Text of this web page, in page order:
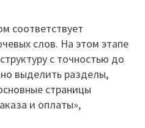
соответствует
слов. На этом этапе
с точностью до
выделить разделы,
страницы
и оплаты»,